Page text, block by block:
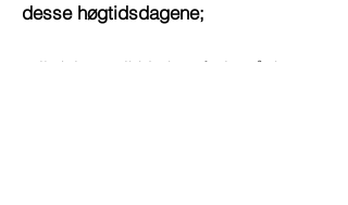
desse høgtidsdagene;
- til dei som ikkje kan ferie påske